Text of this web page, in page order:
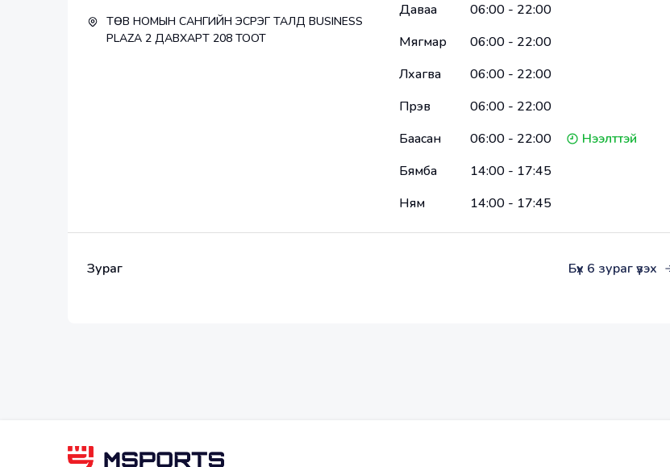
Гэдэсний гүрвэлзэх хөдөлгөөн сайжирна
ТӨВ НОМЫН САНГИЙН ЭСРЭГ ТАЛД BUSINESS
PLAZA 2 ДАВХАРТ 208 ТООТ
Даваа 06:00 - 22:00
Мягмар
06:00 - 22:00
Лхагва
06:00 - 22:00
Пүрэв
06:00 - 22:00
Баасан
06:00 - 22:00
Нээлттэй
Бямба
14:00 - 17:45
Ням
14:00 - 17:45
Зураг Бүх 6 зураг үзэх